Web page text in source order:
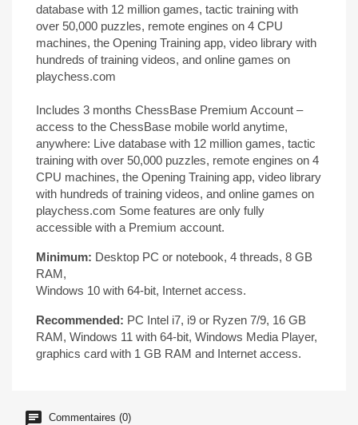
database with 12 million games, tactic training with
over 50,000 puzzles, remote engines on 4 CPU
machines, the Opening Training app, video library with
hundreds of training videos, and online games on
playchess.com
Includes 3 months ChessBase Premium Account –
access to the ChessBase mobile world anytime,
anywhere: Live database with 12 million games, tactic
training with over 50,000 puzzles, remote engines on 4
CPU machines, the Opening Training app, video library
with hundreds of training videos, and online games on
playchess.com Some features are only fully
accessible with a Premium account.
Minimum: Desktop PC or notebook, 4 threads, 8 GB
RAM,
Windows 10 with 64-bit, Internet access.
Recommended: PC Intel i7, i9 or Ryzen 7/9, 16 GB
RAM, Windows 11 with 64-bit, Windows Media Player,
graphics card with 1 GB RAM and Internet access.
Commentaires (0)